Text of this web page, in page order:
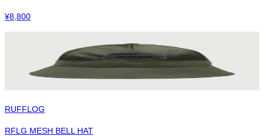
¥8,800
RUFFLOG
RFLG MESH BELL HAT